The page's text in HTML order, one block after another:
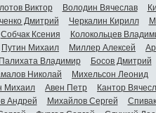
Виктор Володин Вячеслав
Дмитрий Черкалин Кирилл
Собчак Ксения Колокольцев
Путин Михаил Миллер Алексей
Палихата Владимир Босов Дмитрий
Николай Михельсон Леонид
Михаил Авен Петр Кантор
Андрей Михайлов Сергей